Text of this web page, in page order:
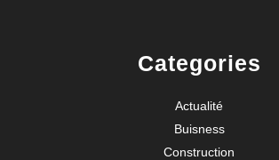
Categories
Actualité
Buisness
Construction